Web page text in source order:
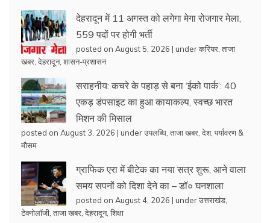
देहरादून में 11 अगस्त को लगेगा मेगा रोजगार मेला,
559 पदों पर होगी भर्ती
posted on August 5, 2026 | underकरियर ताजा
खबर देहरादून, शासन-प्रशासन
सराहनीय: कचरे के पहाड़ से बना ‘ईको पार्क’: 40
एकड़ डंपसाइट का हुआ कायाकल्प, स्वच्छ भारत
मिशन की मिसाल
posted on August 3, 2026 | underउपलब्धि ताजा खबर देश, पर्यावरण &
मौसम
ग्राफिक एरा में बीटेक का नया सत्र शुरू, आने वाला
समय सपनों को दिशा देने का – डॉ० घनशाला
posted on August 4, 2026 | underउत्तराखंड
टेक्नोलॉजी ताजा खबर देहरादून, शिक्षा